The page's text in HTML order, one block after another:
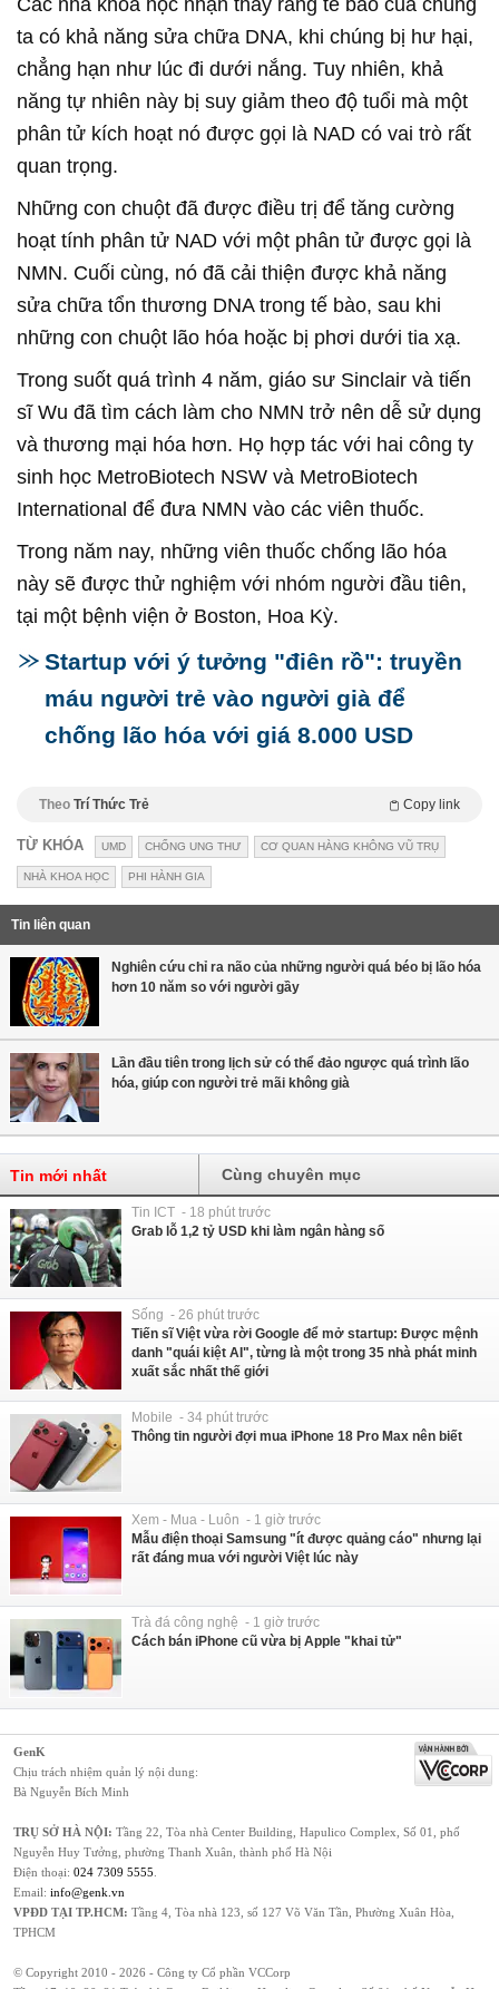
ta có khả năng sửa chữa DNA, khi chúng bị hư hại,
chẳng hạn như lúc đi dưới nắng. Tuy nhiên, khả
năng tự nhiên này bị suy giảm theo độ tuổi mà một
phân tử kích hoạt nó được gọi là NAD có vai trò rất
quan trọng.
Những con chuột đã được điều trị để tăng cường
hoạt tính phân tử NAD với một phân tử được gọi là
NMN. Cuối cùng, nó đã cải thiện được khả năng
sửa chữa tổn thương DNA trong tế bào, sau khi
những con chuột lão hóa hoặc bị phơi dưới tia xạ.
Trong suốt quá trình 4 năm, giáo sư Sinclair và tiến
sĩ Wu đã tìm cách làm cho NMN trở nên dễ sử dụng
và thương mại hóa hơn. Họ hợp tác với hai công ty
sinh học MetroBiotech NSW và MetroBiotech
International để đưa NMN vào các viên thuốc.
Trong năm nay, những viên thuốc chống lão hóa
này sẽ được thử nghiệm với nhóm người đầu tiên,
tại một bệnh viện ở Boston, Hoa Kỳ.
Startup với ý tưởng "điên rồ": truyền
máu người trẻ vào người già để
chống lão hóa với giá 8.000 USD
Theo Trí Thức Trẻ Copy link
TỪ KHÓA UMD CHỐNG UNG THƯ CƠ QUAN HÀNG KHÔNG VŨ TRỤ
NHÀ KHOA HỌC PHI HÀNH GIA
Tin liên quan
Nghiên cứu chỉ ra não của những người quá béo bị lão hóa
hơn 10 năm so với người gầy
Lần đầu tiên trong lịch sử có thể đảo ngược quá trình lão
hóa, giúp con người trẻ mãi không già
Tin mới nhất Cùng chuyên mục
Tin ICT - 18 phút trước
Grab lỗ 1,2 tỷ USD khi làm ngân hàng số
Sống - 26 phút trước
Tiến sĩ Việt vừa rời Google để mở startup: Được mệnh
danh "quái kiệt AI", từng là một trong 35 nhà phát minh
xuất sắc nhất thế giới
Mobile - 34 phút trước
Thông tin người đợi mua iPhone 18 Pro Max nên biết
Xem - Mua - Luôn - 1 giờ trước
Mẫu điện thoại Samsung "ít được quảng cáo" nhưng lại
rất đáng mua với người Việt lúc này
Trà đá công nghệ - 1 giờ trước
Cách bán iPhone cũ vừa bị Apple "khai tử"
GenK
Chịu trách nhiệm quản lý nội dung:
Bà Nguyễn Bích Minh
TRỤ SỞ HÀ NỘI: Tầng 22, Tòa nhà Center Building, Hapulico Complex, Số 01, phố
Nguyễn Huy Tưởng, phường Thanh Xuân, thành phố Hà Nội
Điện thoại: 024 7309 5555
Email: info@genk.vn
VPĐD TẠI TP.HCM: Tầng 4, Tòa nhà 123, số 127 Võ Văn Tần, Phường Xuân Hòa,
TPHCM
© Copyright 2010 - 2026 - Công ty Cổ phần VCCorp